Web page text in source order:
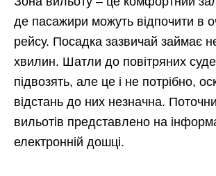
де пасажири можуть відпочити в
рейсу. Посадка зазвичай займає
хвилин. Шатли до повітряних
підвозять, але це і не потрібно,
відстань до них незначна.
вильотів представлено на
електронній дошці.